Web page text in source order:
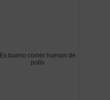
Es bueno comer huesos de
pollo